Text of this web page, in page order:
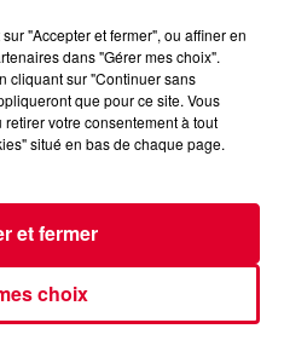
"Accepter et fermer", ou affiner en
dans "Gérer mes choix".
cliquant sur "Continuer sans
que pour ce site. Vous
votre consentement à tout
situé en bas de chaque page.
choix
et fermer